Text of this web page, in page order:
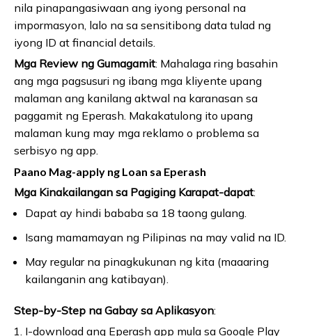
nila pinapangasiwaan ang iyong personal na
impormasyon, lalo na sa sensitibong data tulad ng
iyong ID at financial details.
Mga Review ng Gumagamit: Mahalaga ring basahin
ang mga pagsusuri ng ibang mga kliyente upang
malaman ang kanilang aktwal na karanasan sa
paggamit ng Eperash. Makakatulong ito upang
malaman kung may mga reklamo o problema sa
serbisyo ng app.
Paano Mag-apply ng Loan sa Eperash
Mga Kinakailangan sa Pagiging Karapat-dapat:
Dapat ay hindi bababa sa 18 taong gulang.
Isang mamamayan ng Pilipinas na may valid na ID.
May regular na pinagkukunan ng kita (maaaring
kailanganin ang katibayan).
Step-by-Step na Gabay sa Aplikasyon:
I-download ang Eperash app mula sa Google Play